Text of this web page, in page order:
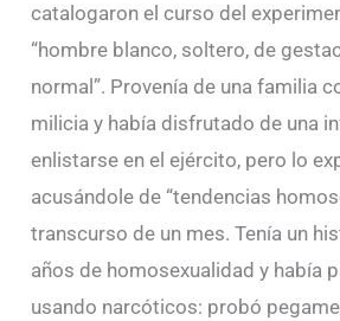
catalogaron el curso del
“hombre blanco, soltero, de
normal”. Provenía de una familia
milicia y había disfrutado de una
enlistarse en el ejército, pero lo
acusándole de “tendencias
transcurso de un mes. Tenía un
años de homosexualidad y había
usando narcóticos: probó